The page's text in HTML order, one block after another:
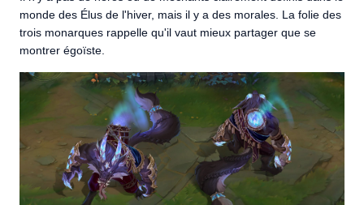
monde des Élus de l'hiver, mais il y a des morales. La folie des
trois monarques rappelle qu'il vaut mieux partager que se
montrer égoïste.